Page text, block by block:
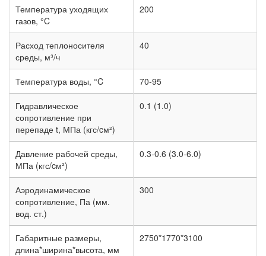
Температура уходящих
газов, °C
200
Расход теплоносителя
среды, м³/ч
40
Температура воды, °C 70-95
Гидравлическое
сопротивление при
перепаде t, МПа (кгс/cм²)
0.1 (1.0)
Давление рабочей среды,
МПа (кгс/cм²)
0.3-0.6 (3.0-6.0)
Аэродинамическое
сопротивление, Па (мм.
вод. ст.)
300
Габаритные размеры,
длина*ширина*высота, мм
2750*1770*3100